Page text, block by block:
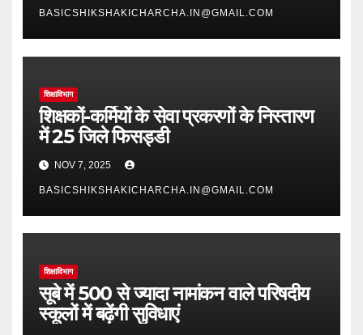
BASICSHIKSHAKICHARCHA.IN@GMAIL.COM
शिक्षाविभाग
शिक्षकों-कर्मियों के सेवा प्रकरणों के निस्तारण
में 25 जिले फिसड्डी
NOV 7, 2025
BASICSHIKSHAKICHARCHA.IN@GMAIL.COM
शिक्षाविभाग
सूबे में 500 से ज्यादा नामांकन वाले परिषदीय
स्कूलों में बढ़ेंगी सुविधाएं